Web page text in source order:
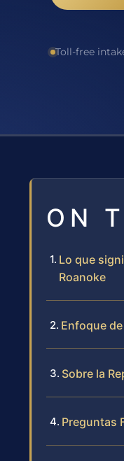
Toll-free
ON
Lo que
Roanoke
Enfoque
Sobre la
Preguntas